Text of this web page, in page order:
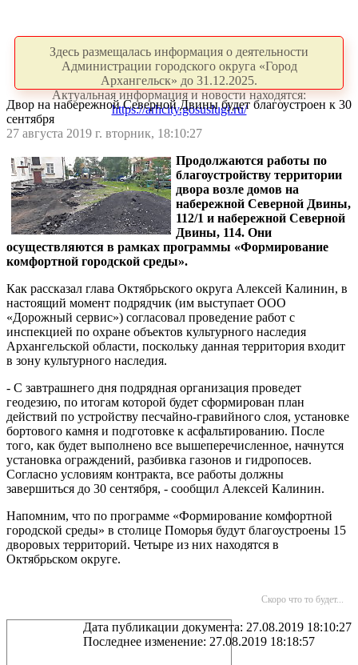
Здесь размещалась информация о деятельности
Администрации городского округа «Город
Архангельск» до 31.12.2025.
Актуальная информация и новости находятся:
https://arhcity.gosuslugi.ru/
Двор на набережной Северной Двины будет благоустроен к 30
сентября
27 августа 2019 г. вторник, 18:10:27
Продолжаются работы по
благоустройству территории
двора возле домов на
набережной Северной Двины,
112/1 и набережной Северной
Двины, 114. Они
осуществляются в рамках программы «Формирование
комфортной городской среды».
Как рассказал глава Октябрьского округа Алексей Калинин, в
настоящий момент подрядчик (им выступает ООО
«Дорожный сервис») согласовал проведение работ с
инспекцией по охране объектов культурного наследия
Архангельской области, поскольку данная территория входит
в зону культурного наследия.
- С завтрашнего дня подрядная организация проведет
геодезию, по итогам которой будет сформирован план
действий по устройству песчайно-гравийного слоя, установке
бортового камня и подготовке к асфальтированию. После
того, как будет выполнено все вышеперечисленное, начнутся
установка ограждений, разбивка газонов и гидропосев.
Согласно условиям контракта, все работы должны
завершиться до 30 сентября, - сообщил Алексей Калинин.
Напомним, что по программе «Формирование комфортной
городской среды» в столице Поморья будут благоустроены 15
дворовых территорий. Четыре из них находятся в
Октябрьском округе.
Скоро что то будет...
Дата публикации документа: 27.08.2019 18:10:27
Последнее изменение: 27.08.2019 18:18:57